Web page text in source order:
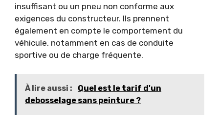
insuffisant ou un pneu non conforme aux
exigences du constructeur. Ils prennent
également en compte le comportement du
véhicule, notamment en cas de conduite
sportive ou de charge fréquente.
À lire aussi :
Quel est le tarif d'un
debosselage sans peinture ?